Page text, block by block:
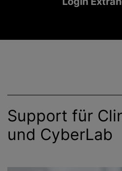
Support für
und CyberLab